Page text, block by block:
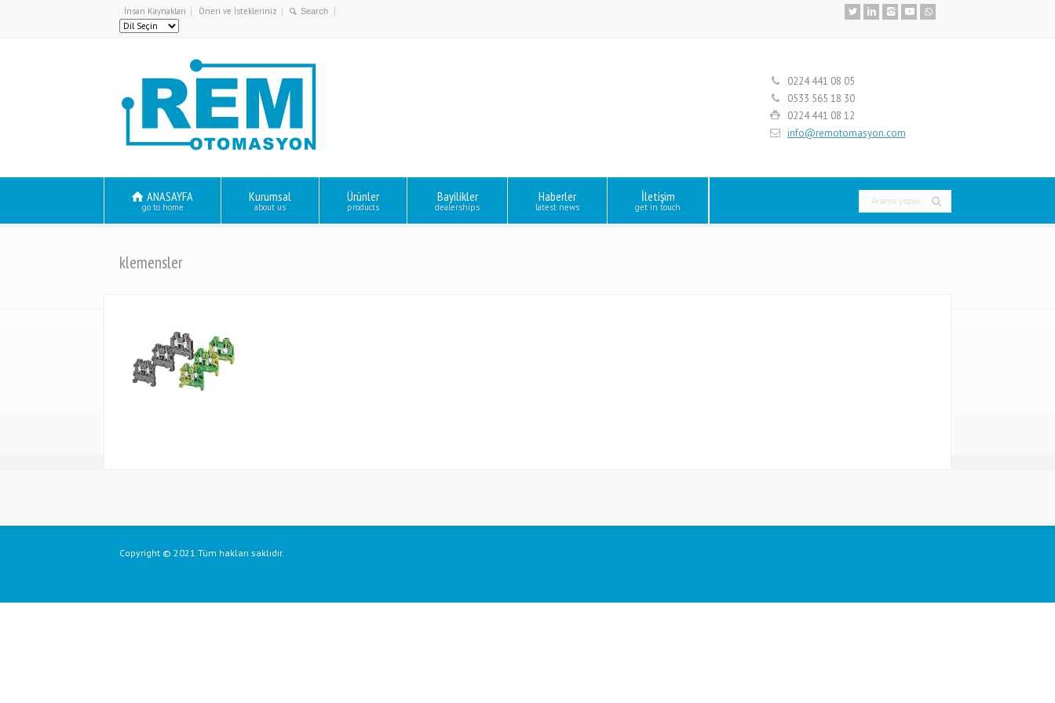
İnsan Kaynakları Öneri ve İstekleriniz
0224 441 08 05
0533 565 18 30
0224 441 08 12
info@remotomasyon.com
ANASAYFA
go to home
Kurumsal
about us
Ürünler
products
Bayilikler
dealerships
Haberler
latest news
İletişim
get in touch
klemensler
Copyright © 2021 Tüm hakları saklıdır.